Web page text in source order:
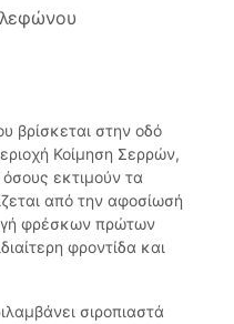
βρίσκεται στην οδό
Κοίμηση Σερρών,
εκτιμούν τα
από την αφοσίωσή
φρέσκων πρώτων
φροντίδα και
σιροπιαστά